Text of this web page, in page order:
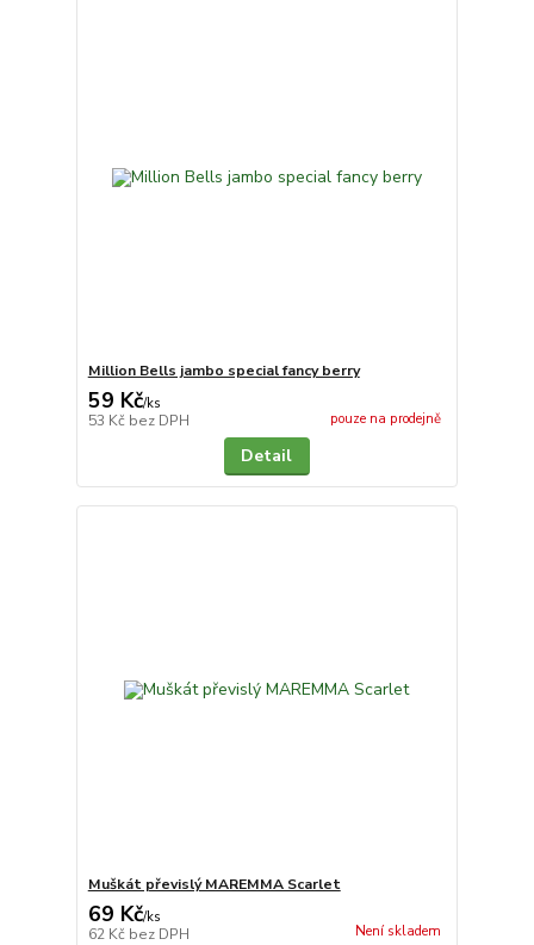
Million Bells jambo special fancy berry
59 Kč/ks
53 Kč bez DPH pouze na prodejně
Detail
Muškát převislý MAREMMA Scarlet
69 Kč/ks
62 Kč bez DPH Není skladem